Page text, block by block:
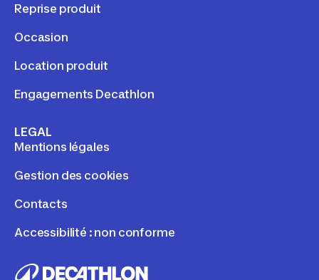
Reprise produit
Occasion
Location produit
Engagements Decathlon
LEGAL
Mentions légales
Gestion des cookies
Contacts
Accessibilité : non conforme